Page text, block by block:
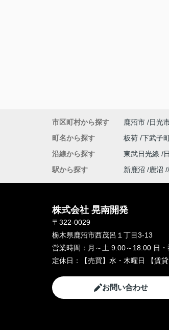
市区町村から探す 鹿沼市
日光
町名から探す
板荷 下武子
沿線から探す
東武日光線
駅から探す
新鹿沼 鹿沼
株式会社 晃南開発
〒322-0029
栃木県鹿沼市西茂呂１丁目3-13
営業時間： 月～土 9:00～18:00 日
定休日：
【売買】水・木曜日 【賃
お問い合わせ